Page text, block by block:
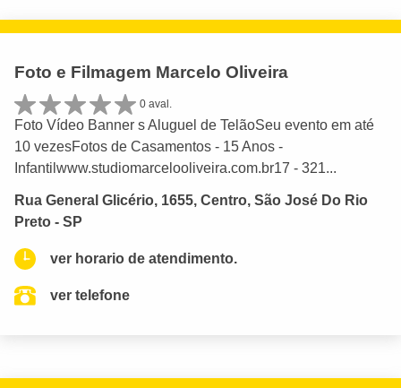
Foto e Filmagem Marcelo Oliveira
0 aval.
Foto Vídeo Banner s Aluguel de TelãoSeu evento em até
10 vezesFotos de Casamentos - 15 Anos -
Infantilwww.studiomarcelooliveira.com.br17 - 321...
Rua General Glicério, 1655, Centro, São José Do Rio
Preto - SP
ver horario de atendimento.
ver telefone